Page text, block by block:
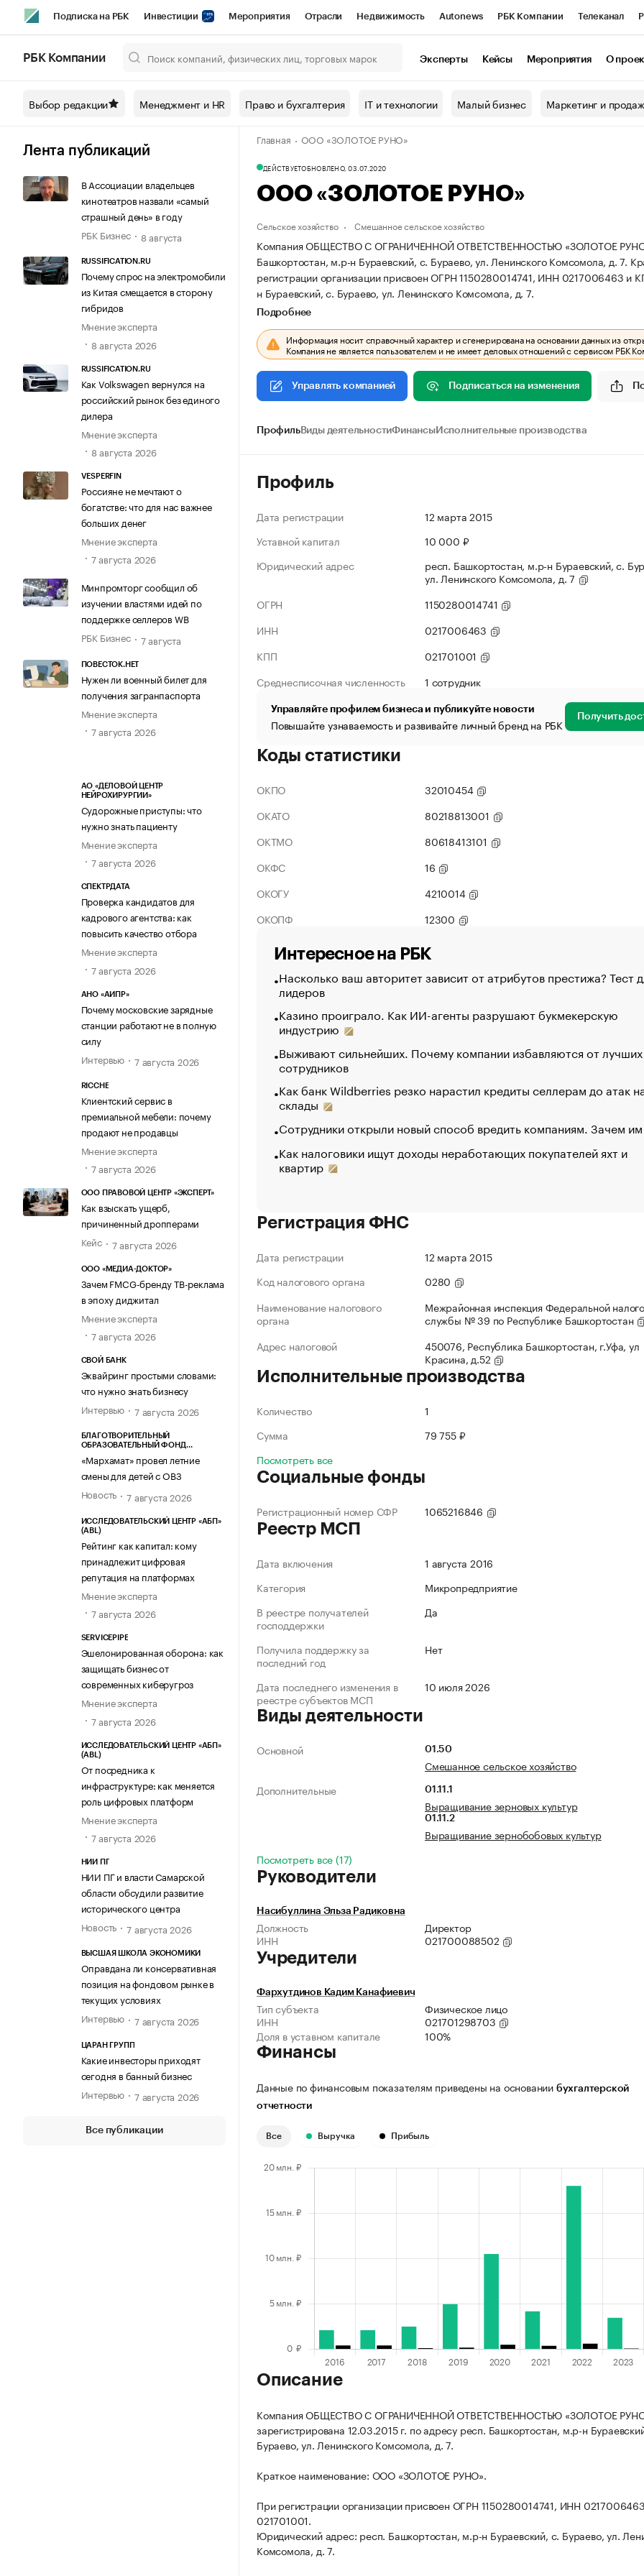
Подписка на РБК Инвестиции Мероприятия Отрасли Недвижимость Autonews РБК Компании Телеканал
Спецпроекты СПб Конференции СПб Спецпроекты Проверка контрагентов
Технологии и медиа Рынок наличной валюты
РБК Компании Эксперты Кейсы Мероприятия О
Выбор редакции Менеджмент и HR Право и бухгалтерия IT и технологии Малый бизнес Маркетинг и
Лента публикаций
В Ассоциации владельцев
кинотеатров назвали «самый
страшный день» в году
РБК Бизнес
8 августа
RUSSIFICATION.RU
Почему спрос на электромобили
из Китая смещается в сторону
гибридов
Мнение эксперта
8 августа 2026
RUSSIFICATION.RU
Как Volkswagen вернулся на
российский рынок без единого
дилера
Мнение эксперта
8 августа 2026
VESPERFIN
Россияне не мечтают о
богатстве: что для нас важнее
больших денег
Мнение эксперта
7 августа 2026
Минпромторг сообщил об
изучении властями идей по
поддержке селлеров WB
РБК Бизнес
7 августа
ПОВЕСТОК.НЕТ
Нужен ли военный билет для
получения загранпаспорта
Мнение эксперта
7 августа 2026
АО «ДЕЛОВОЙ ЦЕНТР
НЕЙРОХИРУРГИИ»
Судорожные приступы: что
нужно знать пациенту
Мнение эксперта
7 августа 2026
СПЕКТРДАТА
Проверка кандидатов для
кадрового агентства: как
повысить качество отбора
Мнение эксперта
7 августа 2026
АНО «АИПР»
Почему московские зарядные
станции работают не в полную
силу
Интервью
7 августа 2026
RICCHE
Клиентский сервис в
премиальной мебели: почему
продают не продавцы
Мнение эксперта
7 августа 2026
ООО ПРАВОВОЙ ЦЕНТР «ЭКСПЕРТ»
Как взыскать ущерб,
причиненный дропперами
Кейс
7 августа 2026
ООО «МЕДИА-ДОКТОР»
Зачем FMCG-бренду ТВ-реклама
в эпоху диджитал
Мнение эксперта
7 августа 2026
СВОЙ БАНК
Эквайринг простыми словами:
что нужно знать бизнесу
Интервью
7 августа 2026
БЛАГОТВОРИТЕЛЬНЫЙ
ОБРАЗОВАТЕЛЬНЫЙ ФОНД
«Мархамат» провел летние
смены для детей с ОВЗ
Новость
7 августа 2026
ИССЛЕДОВАТЕЛЬСКИЙ ЦЕНТР «АБП»
(ABL)
Рейтинг как капитал: кому
принадлежит цифровая
репутация на платформах
Мнение эксперта
7 августа 2026
SERVICEPIPE
Эшелонированная оборона: как
защищать бизнес от
современных киберугроз
Мнение эксперта
7 августа 2026
ИССЛЕДОВАТЕЛЬСКИЙ ЦЕНТР «АБП»
(ABL)
От посредника к
инфраструктуре: как меняется
роль цифровых платформ
Мнение эксперта
7 августа 2026
НИИ ПГ
НИИ ПГ и власти Самарской
области обсудили развитие
исторического центра
Новость
7 августа 2026
ВЫСШАЯ ШКОЛА ЭКОНОМИКИ
Оправдана ли консервативная
позиция на фондовом рынке в
текущих условиях
Интервью
7 августа 2026
ЦАРАН ГРУПП
Какие инвесторы приходят
сегодня в банный бизнес
Интервью
7 августа 2026
Все публикации
Главная ООО «ЗОЛОТОЕ РУНО»
ДЕЙСТВУЕТОБНОВЛЕНО, 03.07.2020
ООО «ЗОЛОТОЕ РУНО»
Сельское хозяйство Смешанное сельское хозяйство
Компания ОБЩЕСТВО С ОГРАНИЧЕННОЙ ОТВЕТСТВЕННОСТЬЮ «ЗОЛОТОЕ РУНО»
Башкортостан, м.р-н Бураевский, с. Бураево, ул. Ленинского Комсомола, д. 7.
регистрации организации присвоен ОГРН 1150280014741, ИНН 0217006463 и
н Бураевский, с. Бураево, ул. Ленинского Комсомола, д. 7.
Подробнее
Информация носит справочный характер и сгенерирована на основании данных из
Компания не является пользователем и не имеет деловых отношений с сервисом РБК
Управлять компанией Подписаться на изменения
ПрофильВиды деятельностиФинансыИсполнительные производства
Профиль
Дата регистрации
12 марта 2015
Уставной капитал
10 000 ₽
Юридический адрес
респ. Башкортостан, м.р-н Бураевский, с.
ул. Ленинского Комсомола, д. 7
ОГРН
1150280014741
ИНН
0217006463
КПП
021701001
Среднесписочная численность
1 сотрудник
Управляйте профилем бизнеса и публикуйте новости
Повышайте узнаваемость и развивайте личный бренд на РБК Получить
Коды статистики
ОКПО
32010454
ОКАТО
80218813001
ОКТМО
80618413101
ОКФС
16
ОКОГУ
4210014
ОКОПФ
12300
Интересное на РБК
Насколько ваш авторитет зависит от атрибутов престижа? Тест
лидеров
Казино проиграло. Как ИИ-агенты разрушают букмекерскую
индустрию
Выживают сильнейших. Почему компании избавляются от лучших
сотрудников
Как банк Wildberries резко нарастил кредиты селлерам до атак
склады
Сотрудники открыли новый способ вредить компаниям. Зачем
Как налоговики ищут доходы неработающих покупателей яхт и
квартир
Регистрация ФНС
Дата регистрации
12 марта 2015
Код налогового органа
0280
Наименование налогового
органа
Межрайонная инспекция Федеральной
службы № 39 по Республике Башкортостан
Адрес налоговой
450076, Республика Башкортостан, г.Уфа, ул
Красина, д.52
Исполнительные производства
Количество
1
Сумма
79 755 ₽
Посмотреть все
Социальные фонды
Регистрационный номер СФР 1065216846
Реестр МСП
Дата включения
1 августа 2016
Категория
Микропредприятие
В реестре получателей
господдержки
Да
Получила поддержку за
последний год
Нет
Дата последнего изменения в
реестре субъектов МСП
10 июля 2026
Виды деятельности
Основной 01.50
Смешанное сельское хозяйство
Дополнительные
01.11.1
Выращивание зерновых культур
01.11.2
Выращивание зернобобовых культур
Посмотреть все (17)
Руководители
Насибуллина Эльза Радиковна
Должность
Директор
ИНН
021700088502
Учредители
Фархутдинов Кадим Канафиевич
Тип субъекта
Физическое лицо
ИНН
021701298703
Доля в уставном капитале
100%
Финансы
Данные по финансовым показателям приведены на основании бухгалтерской
отчетности
Все Выручка Прибыль
Описание
Компания ОБЩЕСТВО С ОГРАНИЧЕННОЙ ОТВЕТСТВЕННОСТЬЮ «ЗОЛОТОЕ
зарегистрирована 12.03.2015 г. по адресу респ. Башкортостан, м.р-н
Бураево, ул. Ленинского Комсомола, д. 7.
Краткое наименование: ООО «ЗОЛОТОЕ РУНО».
При регистрации организации присвоен ОГРН 1150280014741, ИНН
021701001.
Юридический адрес: респ. Башкортостан, м.р-н Бураевский, с. Бураево, ул.
Комсомола, д. 7.